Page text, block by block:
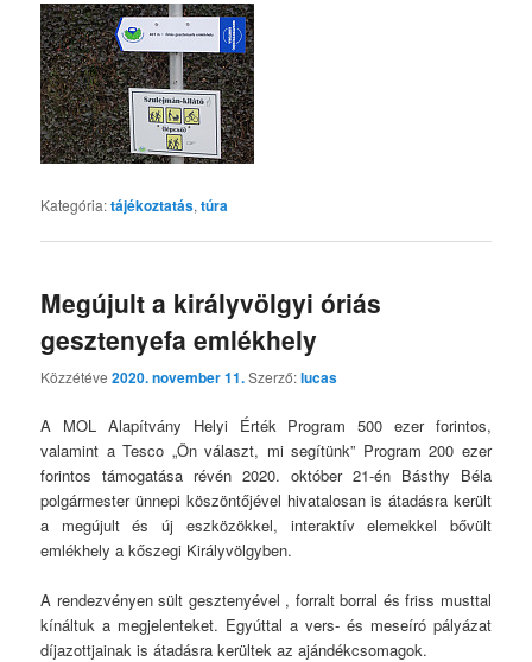
Kategória:tájékoztatás,túra
Megújult a királyvölgyi óriás
gesztenyefa emlékhely
Közzétéve2020. november 11.Szerző:lucas
A MOL Alapítvány Helyi Érték Program 500 ezer forintos,
valamint a Tesco „Ön választ, mi segítünk” Program 200 ezer
forintos támogatása révén 2020. október 21-én Básthy Béla
polgármester ünnepi köszöntőjével hivatalosan is átadásra került
a megújult és új eszközökkel, interaktív elemekkel bővült
emlékhely a kőszegi Királyvölgyben.
A rendezvényen sült gesztenyével , forralt borral és friss musttal
kínáltuk a megjelenteket. Egyúttal a vers- és meseíró pályázat
díjazottjainak is átadásra kerültek az ajándékcsomagok.